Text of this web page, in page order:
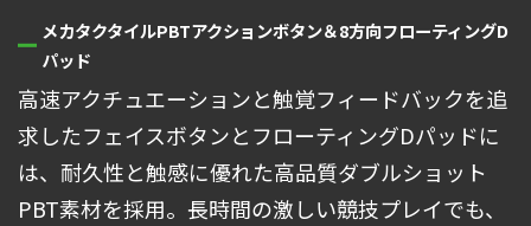
メカタクタイルPBTアクションボタン＆8方向フローティングD
パッド
高速アクチュエーションと触覚フィードバックを追
求したフェイスボタンとフローティングDパッドに
は、耐久性と触感に優れた高品質ダブルショット
PBT素材を採用。長時間の激しい競技プレイでも、